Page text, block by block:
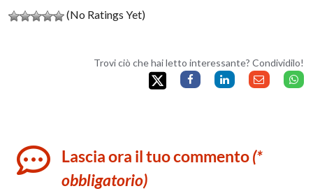
(No Ratings Yet)
Trovi ciò che hai letto interessante? Condividilo!
Lascia ora il tuo commento(*
obbligatorio)